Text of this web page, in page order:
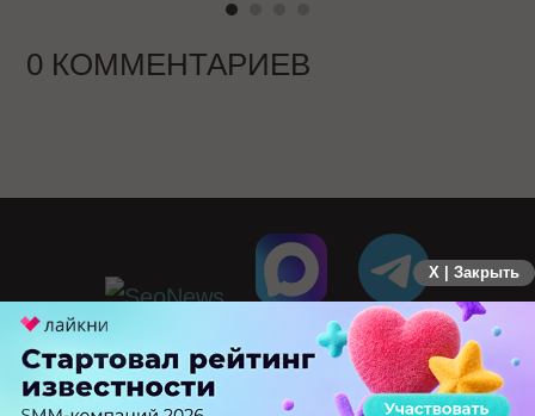
0 КОММЕНТАРИЕВ
X | Закрыть
ПЕРЕЙТИ НА ПОЛНУЮ ВЕРСИЮ
© SEOnews.ru Все права защищены. 2026